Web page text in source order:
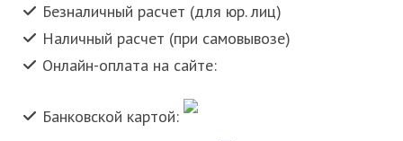
Безналичный расчет (для юр. лиц)
Наличный расчет (при самовывозе)
Онлайн-оплата на сайте:
Банковской картой: